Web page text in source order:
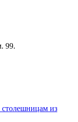
99.
из